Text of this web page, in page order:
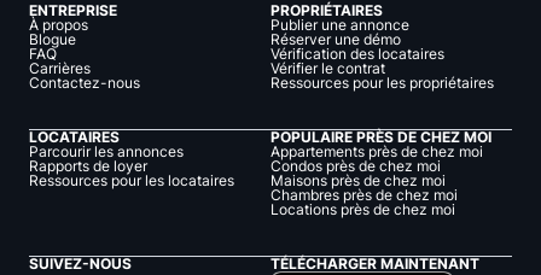
ENTREPRISE
À propos
Blogue
FAQ
Carrières
Contactez-nous
PROPRIÉTAIRES
Publier une annonce
Réserver une démo
Vérification des locataires
Vérifier le contrat
Ressources pour les propriétaires
LOCATAIRES
Parcourir les annonces
Rapports de loyer
Ressources pour les locataires
POPULAIRE PRÈS DE CHEZ MOI
Appartements près de chez moi
Condos près de chez moi
Maisons près de chez moi
Chambres près de chez moi
Locations près de chez moi
SUIVEZ-NOUS TÉLÉCHARGER MAINTENANT